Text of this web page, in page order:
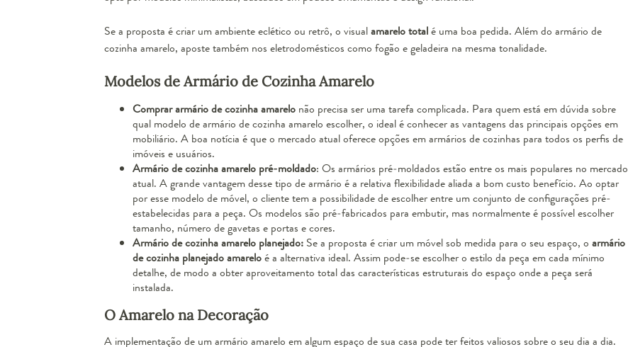
Se a proposta é criar um ambienteeclético ou retrô, o visualamarelo totalé uma boa pedida. Além do armário de
cozinha amarelo, aposte também nos eletrodomésticos como fogão e geladeira na mesma tonalidade.
Modelos de Armário de Cozinha Amarelo
Comprar armário de cozinha amarelonão precisa ser uma tarefa complicada. Para quem está em dúvida sobre
qual modelo de armário de cozinha amarelo escolher, o ideal é conhecer as vantagens das principais opções em
mobiliário. A boa notícia é que o mercado atual oferece opções em armários de cozinhas para todos os perfis de
imóveis e usuários.
Armário de cozinha amarelo pré-moldado: Os armários pré-moldados estão entre os mais populares no mercado
atual. A grande vantagem desse tipo de armário é a relativa flexibilidade aliada a bom custo benefício. Ao optar
por esse modelo de móvel, o cliente tem a possibilidade de escolher entre um conjunto de configurações pré-
estabelecidas para a peça. Os modelos são pré-fabricados para embutir, mas normalmente é possível escolher
tamanho, número de gavetas e portas e cores.
Armário de cozinha amarelo planejado: Se a proposta é criar um móvel sob medida para o seu espaço, o armário
de cozinha planejado amareloé a alternativa ideal. Assim pode-se escolher o estilo da peça em cada mínimo
detalhe, de modo a obter aproveitamento total das características estruturais do espaço onde a peça será
instalada.
O Amarelo na Decoração
A implementação de um armário amarelo em algum espaço de sua casa pode ter feitos valiosos sobre o seu dia a dia.